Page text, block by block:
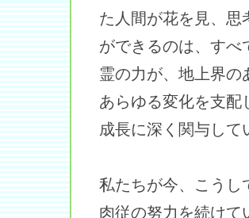
た人間が花を見、思
ができるのは、すべ
霊の力が、地上界の
あらゆる変化を支配
成長に深く関与して
私たちが今、こうし
肉従の努力を続けて